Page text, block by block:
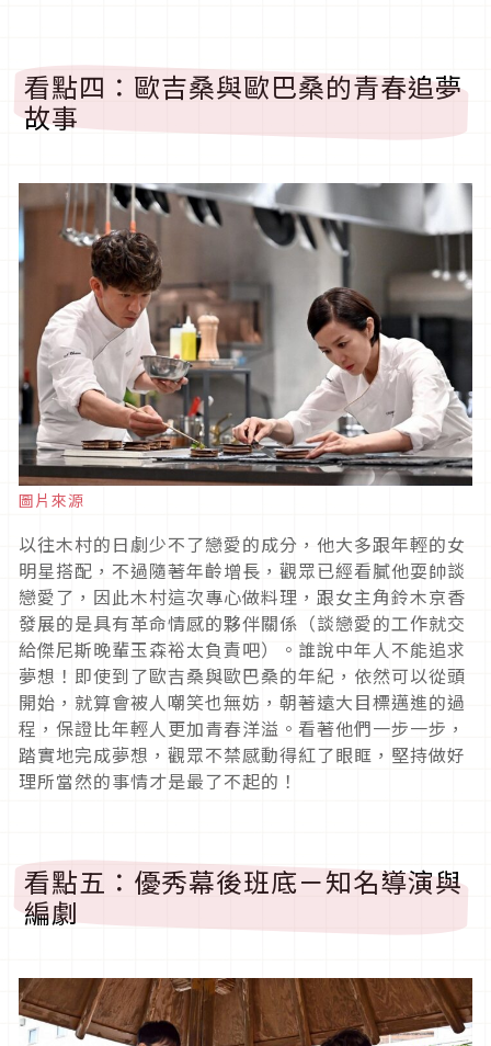
看點四：歐吉桑與歐巴桑的青春追夢
故事
圖片來源
以往木村的日劇少不了戀愛的成分，他大多跟年輕的女
明星搭配，不過隨著年齡增長，觀眾已經看膩他耍帥談
戀愛了，因此木村這次專心做料理，跟女主角鈴木京香
發展的是具有革命情感的夥伴關係（談戀愛的工作就交
給傑尼斯晚輩玉森裕太負責吧）。誰說中年人不能追求
夢想！即使到了歐吉桑與歐巴桑的年紀，依然可以從頭
開始，就算會被人嘲笑也無妨，朝著遠大目標邁進的過
程，保證比年輕人更加青春洋溢。看著他們一步一步，
踏實地完成夢想，觀眾不禁感動得紅了眼眶，堅持做好
理所當然的事情才是最了不起的！
看點五：優秀幕後班底－知名導演與
編劇